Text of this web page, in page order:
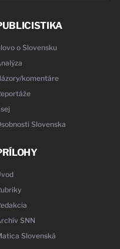
o Slovensku
komentáre
Slovenska
SNN
Slovenská